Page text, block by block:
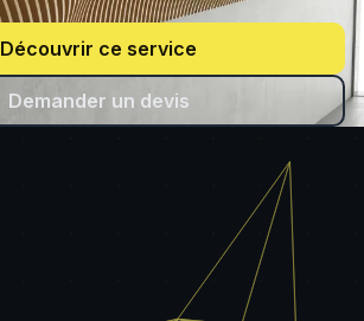
Découvrir ce service
Demander un devis